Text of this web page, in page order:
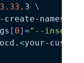
3.33 .3 \
[ 0] ="--
<your-